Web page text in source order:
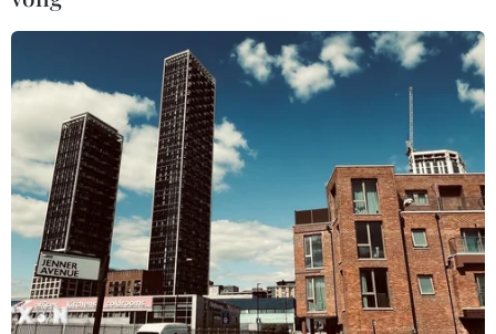
Đề xuất 5 nhóm chính sách sửa đổi
Luật Trưng mua, trưng dụng tài sản
04/08/2026 11:56
UBS bị phạt 125 triệu USD vì vi phạm
luật chống rửa tiền
04/08/2026 04:58